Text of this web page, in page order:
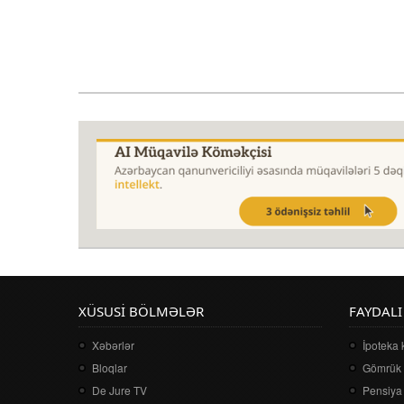
XÜSUSI BÖLMƏLƏR
Xəbərlər
Bloqlar
De Jure TV
FAYDALI
İpoteka